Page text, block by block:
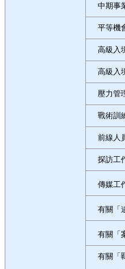
中期事
平等機
高級入
高級入
壓力管
戰術訓
前線人
探訪工
傳媒工
有關「
有關「
有關「